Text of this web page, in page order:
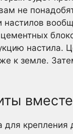
не
настилов
настила.
к земле.
вместе
для крепления